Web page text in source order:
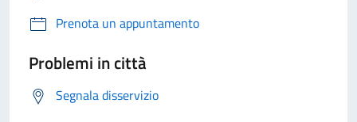
Prenota un appuntamento
Problemi in città
Segnala disservizio